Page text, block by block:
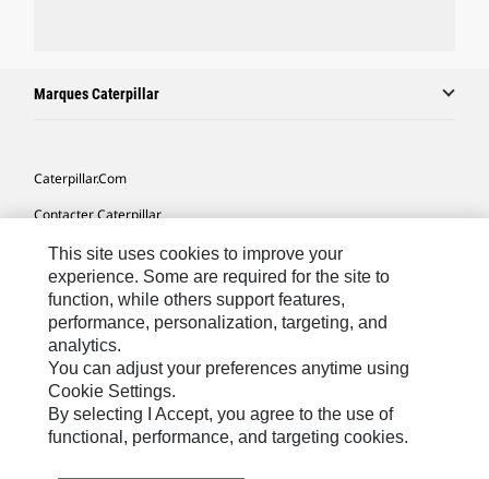
Marques Caterpillar
Caterpillar.com
Contacter Caterpillar
Mes Préférences Marketing
Plan Du Site
Cookie Settings
Mentions Légales
Confidentialité
This site uses cookies to improve your
experience. Some are required for the site to
function, while others support features,
performance, personalization, targeting, and
analytics.
You can adjust your preferences anytime using
Cookie Settings.
By selecting I Accept, you agree to the use of
functional, performance, and targeting cookies.